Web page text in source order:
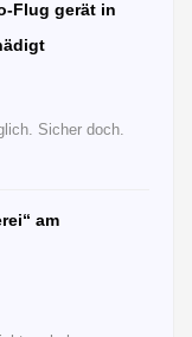
Flug gerät in
Sicher doch.
am